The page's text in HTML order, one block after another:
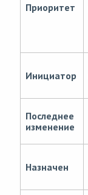
Приоритет
Инициатор
Последнее
изменение
Назначен